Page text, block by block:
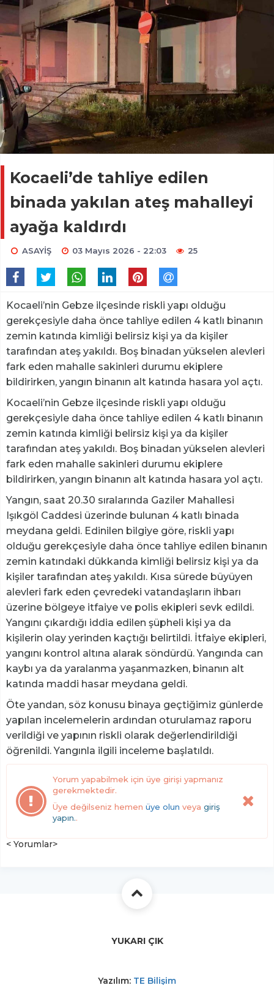
Kocaeli’de tahliye edilen
binada yakılan ateş mahalleyi
ayağa kaldırdı
ASAYİŞ 03 Mayıs 2026 - 22:03 25
Kocaeli’nin Gebze ilçesinde riskli yapı olduğu
gerekçesiyle daha önce tahliye edilen 4 katlı binanın
zemin katında kimliği belirsiz kişi ya da kişiler
tarafından ateş yakıldı. Boş binadan yükselen alevleri
fark eden mahalle sakinleri durumu ekiplere
bildirirken, yangın binanın alt katında hasara yol açtı.
Kocaeli’nin Gebze ilçesinde riskli yapı olduğu
gerekçesiyle daha önce tahliye edilen 4 katlı binanın
zemin katında kimliği belirsiz kişi ya da kişiler
tarafından ateş yakıldı. Boş binadan yükselen alevleri
fark eden mahalle sakinleri durumu ekiplere
bildirirken, yangın binanın alt katında hasara yol açtı.
Yangın, saat 20.30 sıralarında Gaziler Mahallesi
Işıkgöl Caddesi üzerinde bulunan 4 katlı binada
meydana geldi. Edinilen bilgiye göre, riskli yapı
olduğu gerekçesiyle daha önce tahliye edilen binanın
zemin katındaki dükkanda kimliği belirsiz kişi ya da
kişiler tarafından ateş yakıldı. Kısa sürede büyüyen
alevleri fark eden çevredeki vatandaşların ihbarı
üzerine bölgeye itfaiye ve polis ekipleri sevk edildi.
Yangını çıkardığı iddia edilen şüpheli kişi ya da
kişilerin olay yerinden kaçtığı belirtildi. İtfaiye ekipleri,
yangını kontrol altına alarak söndürdü. Yangında can
kaybı ya da yaralanma yaşanmazken, binanın alt
katında maddi hasar meydana geldi.
Öte yandan, söz konusu binaya geçtiğimiz günlerde
yapılan incelemelerin ardından oturulamaz raporu
verildiği ve yapının riskli olarak değerlendirildiği
öğrenildi. Yangınla ilgili inceleme başlatıldı.
Yorum yapabilmek için üye girişi yapmanız
gerekmektedir.
Üye değilseniz hemen üye olun veya giriş
yapın..
< Yorumlar>
YUKARI ÇIK
Yazılım: TE Bilişim